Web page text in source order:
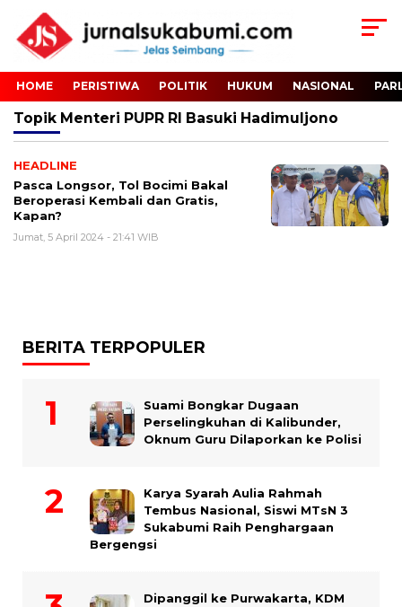
HOME PERISTIWA POLITIK HUKUM NASIONAL
Topik Menteri PUPR RI Basuki Hadimuljono
HEADLINE
Pasca Longsor, Tol Bocimi Bakal
Beroperasi Kembali dan Gratis,
Kapan?
Jumat, 5 April 2024 - 21:41 WIB
BERITA TERPOPULER
Suami Bongkar Dugaan
Perselingkuhan di Kalibunder,
Oknum Guru Dilaporkan ke Polisi
Karya Syarah Aulia Rahmah
Tembus Nasional, Siswi MTsN 3
Sukabumi Raih Penghargaan
Bergengsi
Dipanggil ke Purwakarta, KDM